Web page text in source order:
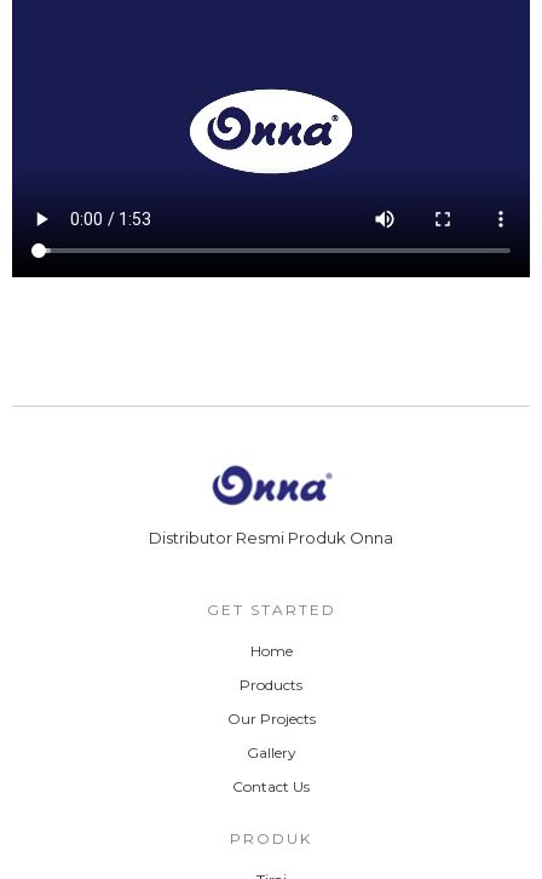
Distributor Resmi Produk Onna
GET STARTED
Home
Products
Our Projects
Gallery
Contact Us
PRODUK